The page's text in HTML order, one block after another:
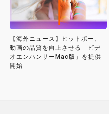
【海外ニュース】ヒットポー、
動画の品質を向上させる「ビデ
オエンハンサーMac版」を提供
開始